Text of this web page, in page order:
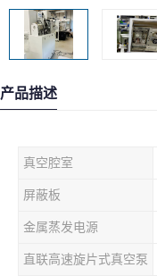
产品描述
真空腔室
屏蔽板
金属蒸发电源
直联高速旋片式真空泵